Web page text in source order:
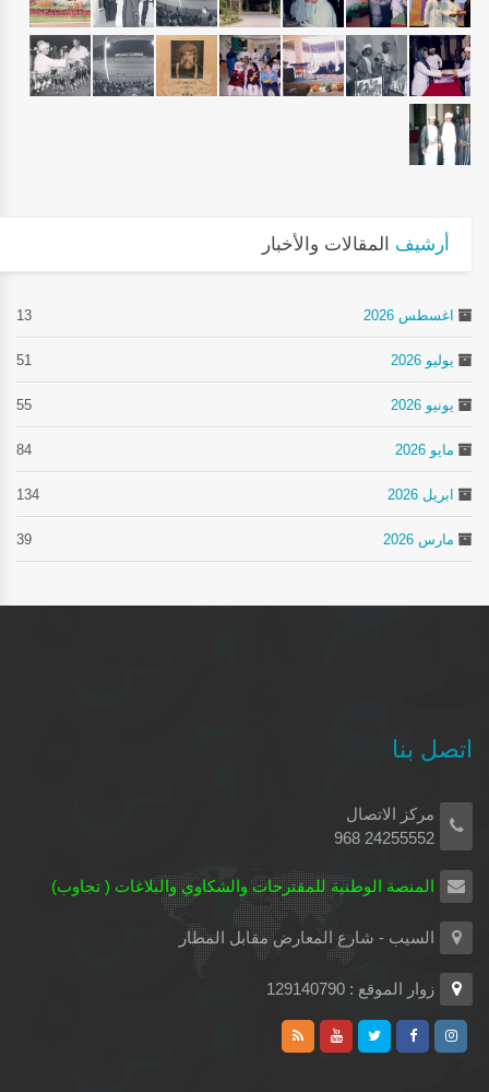
أرشيف المقالات والأخبار
اغسطس 2026 13
يوليو 2026 51
يونيو 2026 55
مايو 2026 84
ابريل 2026 134
مارس 2026 39
اتصل بنا
مركز الاتصال
24255552 968
المنصة الوطنية للمقترحات والشكاوي والبلاغات ( تجاوب)
السيب - شارع المعارض مقابل المطار
زوار الموقع : 129140790